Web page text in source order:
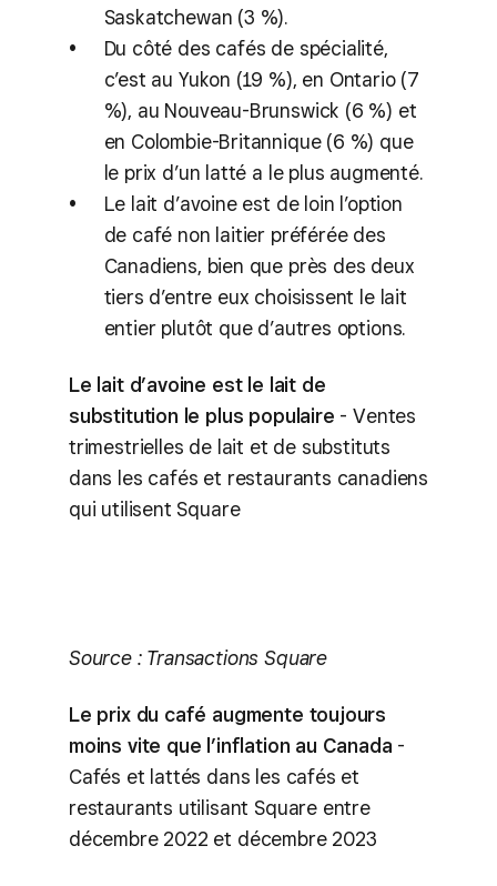
Saskatchewan (3 %).
Du côté des cafés de spécialité,
c’est au Yukon (19 %), en Ontario (7
%), au Nouveau-Brunswick (6 %) et
en Colombie-Britannique (6 %) que
le prix d’un latté a le plus augmenté.
Le lait d’avoine est de loin l’option
de café non laitier préférée des
Canadiens, bien que près des deux
tiers d’entre eux choisissent le lait
entier plutôt que d’autres options.
Le lait d’avoine est le lait de
substitution le plus populaire - Ventes
trimestrielles de lait et de substituts
dans les cafés et restaurants canadiens
qui utilisent Square
Source : Transactions Square
Le prix du café augmente toujours
moins vite que l’inflation au Canada -
Cafés et lattés dans les cafés et
restaurants utilisant Square entre
décembre 2022 et décembre 2023